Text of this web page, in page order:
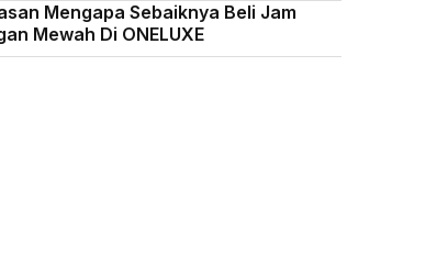
Mengapa Sebaiknya Beli Jam
Mewah Di ONELUXE